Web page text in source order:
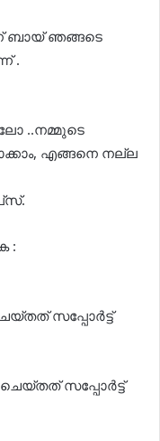
ബായ് ഞങ്ങടെ
.
..നമ്മുടെ
എങ്ങനെ നല്ല
:
സപ്പോർട്ട്
സപ്പോർട്ട്